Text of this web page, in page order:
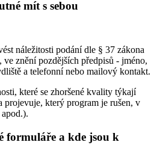
mít s sebou
náležitosti podání dle § 37 zákona
znění pozdějších předpisů - jméno,
a telefonní nebo mailový kontakt.
které se zhoršené kvality týkají
projevuje, který program je rušen, v
formuláře a kde jsou k